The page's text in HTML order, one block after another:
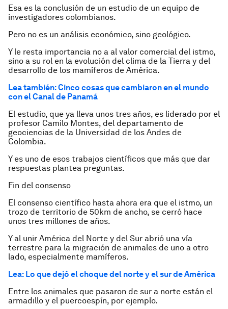
Esa es la conclusión de un estudio de un equipo de
investigadores colombianos.
Pero no es un análisis económico, sino geológico.
Y le resta importancia no a al valor comercial del istmo,
sino a su rol en la evolución del clima de la Tierra y del
desarrollo de los mamíferos de América.
Lea también: Cinco cosas que cambiaron en el mundo
con el Canal de Panamá
El estudio, que ya lleva unos tres años, es liderado por el
profesor Camilo Montes, del departamento de
geociencias de la Universidad de los Andes de
Colombia.
Y es uno de esos trabajos científicos que más que dar
respuestas plantea preguntas.
Fin del consenso
El consenso científico hasta ahora era que el istmo, un
trozo de territorio de 50km de ancho, se cerró hace
unos tres millones de años.
Y al unir América del Norte y del Sur abrió una vía
terrestre para la migración de animales de uno a otro
lado, especialmente mamíferos.
Lea: Lo que dejó el choque del norte y el sur de América
Entre los animales que pasaron de sur a norte están el
armadillo y el puercoespín, por ejemplo.